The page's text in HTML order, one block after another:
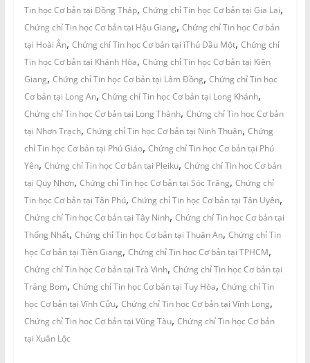
Tin học Cơ bản tại Đồng Tháp, Chứng chỉ Tin học Cơ bản tại Gia Lai,
Chứng chỉ Tin học Cơ bản tại Hậu Giang, Chứng chỉ Tin học Cơ bản
tại Hoài Ân, Chứng chỉ Tin học Cơ bản tại ìThủ Dầu Một, Chứng chỉ
Tin học Cơ bản tại Khánh Hòa, Chứng chỉ Tin học Cơ bản tại Kiên
Giang, Chứng chỉ Tin học Cơ bản tại Lâm Đồng, Chứng chỉ Tin học
Cơ bản tại Long An, Chứng chỉ Tin học Cơ bản tại Long Khánh,
Chứng chỉ Tin học Cơ bản tại Long Thành, Chứng chỉ Tin học Cơ bản
tại Nhơn Trạch, Chứng chỉ Tin học Cơ bản tại Ninh Thuận, Chứng
chỉ Tin học Cơ bản tại Phú Giáo, Chứng chỉ Tin học Cơ bản tại Phú
Yên, Chứng chỉ Tin học Cơ bản tại Pleiku, Chứng chỉ Tin học Cơ bản
tại Quy Nhơn, Chứng chỉ Tin học Cơ bản tại Sóc Trăng, Chứng chỉ
Tin học Cơ bản tại Tân Phú, Chứng chỉ Tin học Cơ bản tại Tân Uyên,
Chứng chỉ Tin học Cơ bản tại Tây Ninh, Chứng chỉ Tin học Cơ bản tại
Thống Nhất, Chứng chỉ Tin học Cơ bản tại Thuận An, Chứng chỉ Tin
học Cơ bản tại Tiền Giang, Chứng chỉ Tin học Cơ bản tại TPHCM,
Chứng chỉ Tin học Cơ bản tại Trà Vinh, Chứng chỉ Tin học Cơ bản tại
Trảng Bom, Chứng chỉ Tin học Cơ bản tại Tuy Hòa, Chứng chỉ Tin
học Cơ bản tại Vĩnh Cửu, Chứng chỉ Tin học Cơ bản tại Vĩnh Long,
Chứng chỉ Tin học Cơ bản tại Vũng Tàu, Chứng chỉ Tin học Cơ bản
tại Xuân Lộc